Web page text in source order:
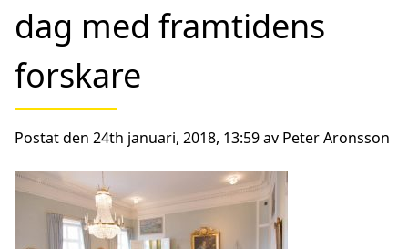
dag med framtidens
forskare
Postat den 24th januari, 2018, 13:59 av Peter Aronsson